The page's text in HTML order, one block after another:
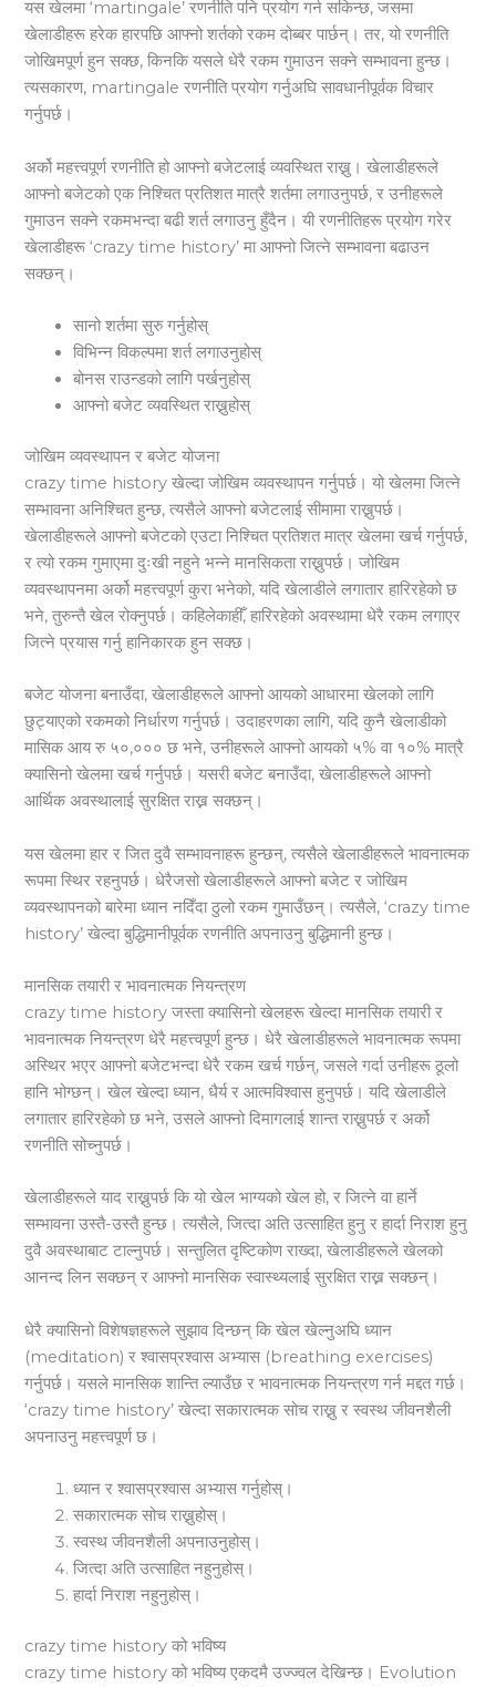
यस खेलमा ‘martingale’ रणनीति पनि प्रयोग गर्न सकिन्छ, जसमा
खेलाडीहरू हरेक हारपछि आफ्नो शर्तको रकम दोब्बर पार्छन्। तर, यो रणनीति
जोखिमपूर्ण हुन सक्छ, किनकि यसले धेरै रकम गुमाउन सक्ने सम्भावना हुन्छ।
त्यसकारण, martingale रणनीति प्रयोग गर्नुअघि सावधानीपूर्वक विचार
गर्नुपर्छ।
अर्को महत्त्वपूर्ण रणनीति हो आफ्नो बजेटलाई व्यवस्थित राख्नु। खेलाडीहरूले
आफ्नो बजेटको एक निश्चित प्रतिशत मात्रै शर्तमा लगाउनुपर्छ, र उनीहरूले
गुमाउन सक्ने रकमभन्दा बढी शर्त लगाउनु हुँदैन। यी रणनीतिहरू प्रयोग गरेर
खेलाडीहरू ‘crazy time history’ मा आफ्नो जित्ने सम्भावना बढाउन
सक्छन्।
सानो शर्तमा सुरु गर्नुहोस्
विभिन्न विकल्पमा शर्त लगाउनुहोस्
बोनस राउन्डको लागि पर्खनुहोस्
आफ्नो बजेट व्यवस्थित राख्नुहोस्
जोखिम व्यवस्थापन र बजेट योजना
crazy time history खेल्दा जोखिम व्यवस्थापन गर्नुपर्छ। यो खेलमा जित्ने
सम्भावना अनिश्चित हुन्छ, त्यसैले आफ्नो बजेटलाई सीमामा राख्नुपर्छ।
खेलाडीहरूले आफ्नो बजेटको एउटा निश्चित प्रतिशत मात्र खेलमा खर्च गर्नुपर्छ,
र त्यो रकम गुमाएमा दुःखी नहुने भन्ने मानसिकता राख्नुपर्छ। जोखिम
व्यवस्थापनमा अर्को महत्त्वपूर्ण कुरा भनेको, यदि खेलाडीले लगातार हारिरहेको छ
भने, तुरुन्तै खेल रोक्नुपर्छ। कहिलेकाहीँ, हारिरहेको अवस्थामा धेरै रकम लगाएर
जित्ने प्रयास गर्नु हानिकारक हुन सक्छ।
बजेट योजना बनाउँदा, खेलाडीहरूले आफ्नो आयको आधारमा खेलको लागि
छुट्याएको रकमको निर्धारण गर्नुपर्छ। उदाहरणका लागि, यदि कुनै खेलाडीको
मासिक आय रु ५०,००० छ भने, उनीहरूले आफ्नो आयको ५% वा १०% मात्रै
क्यासिनो खेलमा खर्च गर्नुपर्छ। यसरी बजेट बनाउँदा, खेलाडीहरूले आफ्नो
आर्थिक अवस्थालाई सुरक्षित राख्न सक्छन्।
यस खेलमा हार र जित दुवै सम्भावनाहरू हुन्छन्, त्यसैले खेलाडीहरूले भावनात्मक
रूपमा स्थिर रहनुपर्छ। धेरैजसो खेलाडीहरूले आफ्नो बजेट र जोखिम
व्यवस्थापनको बारेमा ध्यान नदिँदा ठुलो रकम गुमाउँछन्। त्यसैले, ‘crazy time
history’ खेल्दा बुद्धिमानीपूर्वक रणनीति अपनाउनु बुद्धिमानी हुन्छ।
मानसिक तयारी र भावनात्मक नियन्त्रण
crazy time history जस्ता क्यासिनो खेलहरू खेल्दा मानसिक तयारी र
भावनात्मक नियन्त्रण धेरै महत्त्वपूर्ण हुन्छ। धेरै खेलाडीहरूले भावनात्मक रूपमा
अस्थिर भएर आफ्नो बजेटभन्दा धेरै रकम खर्च गर्छन्, जसले गर्दा उनीहरू ठूलो
हानि भोग्छन्। खेल खेल्दा ध्यान, धैर्य र आत्मविश्वास हुनुपर्छ। यदि खेलाडीले
लगातार हारिरहेको छ भने, उसले आफ्नो दिमागलाई शान्त राख्नुपर्छ र अर्को
रणनीति सोच्नुपर्छ।
खेलाडीहरूले याद राख्नुपर्छ कि यो खेल भाग्यको खेल हो, र जित्ने वा हार्ने
सम्भावना उस्तै-उस्तै हुन्छ। त्यसैले, जित्दा अति उत्साहित हुनु र हार्दा निराश हुनु
दुवै अवस्थाबाट टाल्नुपर्छ। सन्तुलित दृष्टिकोण राख्दा, खेलाडीहरूले खेलको
आनन्द लिन सक्छन् र आफ्नो मानसिक स्वास्थ्यलाई सुरक्षित राख्न सक्छन्।
धेरै क्यासिनो विशेषज्ञहरूले सुझाव दिन्छन् कि खेल खेल्नुअघि ध्यान
(meditation) र श्वासप्रश्वास अभ्यास (breathing exercises)
गर्नुपर्छ। यसले मानसिक शान्ति ल्याउँछ र भावनात्मक नियन्त्रण गर्न मद्दत गर्छ।
‘crazy time history’ खेल्दा सकारात्मक सोच राख्नु र स्वस्थ जीवनशैली
अपनाउनु महत्त्वपूर्ण छ।
ध्यान र श्वासप्रश्वास अभ्यास गर्नुहोस्।
सकारात्मक सोच राख्नुहोस्।
स्वस्थ जीवनशैली अपनाउनुहोस्।
जित्दा अति उत्साहित नहुनुहोस्।
हार्दा निराश नहुनुहोस्।
crazy time history को भविष्य
crazy time history को भविष्य एकदमै उज्ज्वल देखिन्छ। Evolution